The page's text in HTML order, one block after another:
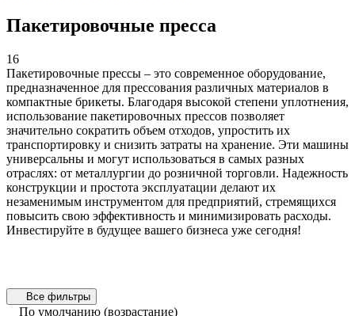
Пакетировочные пресса
16
Пакетировочные прессы – это современное оборудование,
предназначенное для прессования различных материалов в
компактные брикеты. Благодаря высокой степени уплотнения,
использование пакетировочных прессов позволяет
значительно сократить объем отходов, упростить их
транспортировку и снизить затраты на хранение. Эти машины
универсальны и могут использоваться в самых разных
отраслях: от металлургии до розничной торговли. Надежность
конструкции и простота эксплуатации делают их
незаменимым инструментом для предприятий, стремящихся
повысить свою эффективность и минимизировать расходы.
Инвестируйте в будущее вашего бизнеса уже сегодня!
Горизонтальные пакетировочные пресса
6 товаров
Вертикальные пакетировочные пресса
10 товаров
Все фильтры
По умолчанию (возрастание)